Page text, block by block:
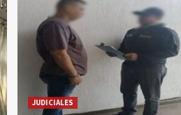
JUDICIALES